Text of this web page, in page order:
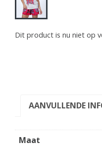
Dit product is nu niet op
AANVULLENDE
Maat